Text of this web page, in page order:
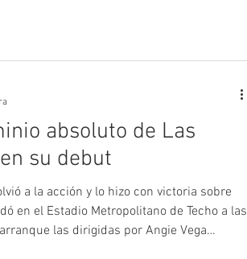
absoluto de Las
su debut
a la acción y lo hizo con victoria sobre
en el Estadio Metropolitano de Techo a las
las dirigidas por Angie Vega